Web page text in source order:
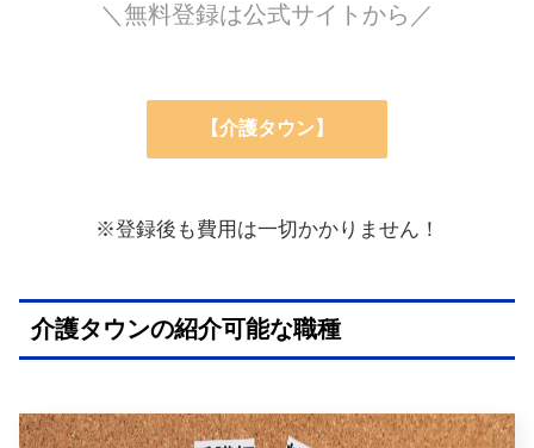
＼無料登録は公式サイトから／
【介護タウン】
※登録後も費用は一切かかりません！
介護タウンの紹介可能な職種